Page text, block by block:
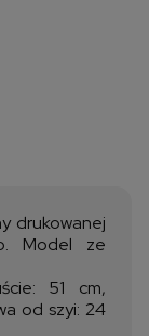
drukowanej
Model ze
51 cm,
od szyi: 24